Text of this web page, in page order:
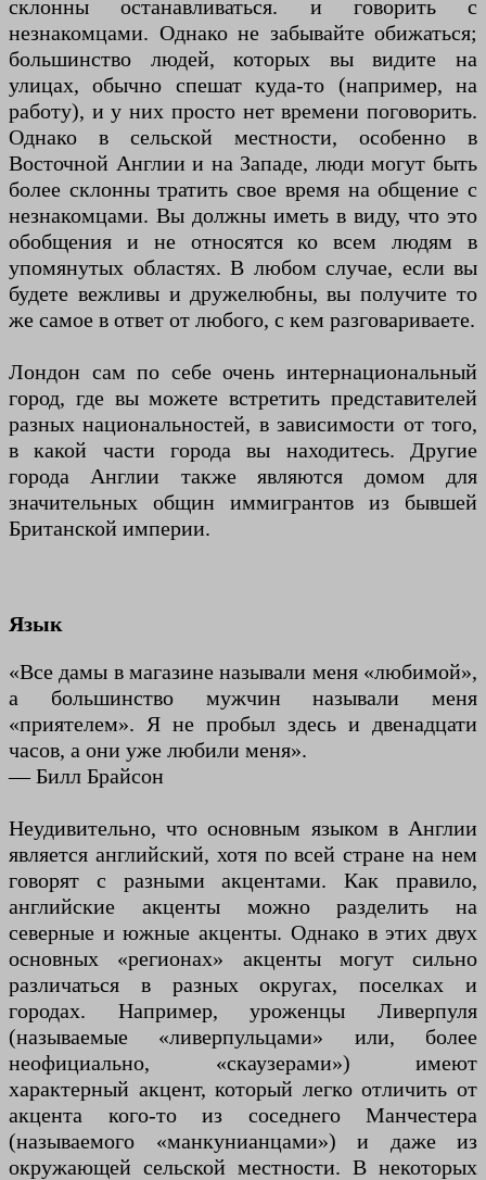
склонны останавливаться. и говорить с
незнакомцами. Однако не забывайте обижаться;
большинство людей, которых вы видите на
улицах, обычно спешат куда-то (например, на
работу), и у них просто нет времени поговорить.
Однако в сельской местности, особенно в
Восточной Англии и на Западе, люди могут быть
более склонны тратить свое время на общение с
незнакомцами. Вы должны иметь в виду, что это
обобщения и не относятся ко всем людям в
упомянутых областях. В любом случае, если вы
будете вежливы и дружелюбны, вы получите то
же самое в ответ от любого, с кем разговариваете.
Лондон сам по себе очень интернациональный
город, где вы можете встретить представителей
разных национальностей, в зависимости от того,
в какой части города вы находитесь. Другие
города Англии также являются домом для
значительных общин иммигрантов из бывшей
Британской империи.
Язык
«Все дамы в магазине называли меня «любимой»,
а большинство мужчин называли меня
«приятелем». Я не пробыл здесь и двенадцати
часов, а они уже любили меня».
— Билл Брайсон
Неудивительно, что основным языком в Англии
является английский, хотя по всей стране на нем
говорят с разными акцентами. Как правило,
английские акценты можно разделить на
северные и южные акценты. Однако в этих двух
основных «регионах» акценты могут сильно
различаться в разных округах, поселках и
городах. Например, уроженцы Ливерпуля
(называемые «ливерпульцами» или, более
неофициально, «скаузерами») имеют
характерный акцент, который легко отличить от
акцента кого-то из соседнего Манчестера
(называемого «манкунианцами») и даже из
окружающей сельской местности. В некоторых